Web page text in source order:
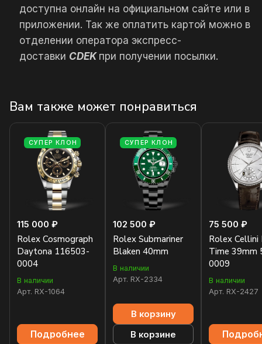
доступна онлайн на официальном сайте или в
приложении. Так же оплатить картой можно в
отделении оператора экспресс-
доставки CDEK при получении посылки.
Вам также может понравиться
СУПЕР КЛОН
115 000 ₽
Rolex Cosmograph
Daytona 116503-
0004
В наличии
Арт. RX-1064
Подробнее
СУПЕР КЛОН
102 500 ₽
Rolex Submariner
Blaken 40mm
В наличии
Арт. RX-2334
В корзину
В корзине
75 500 ₽
Rolex Cellini
Time 39mm
0009
В наличии
Арт. RX-2427